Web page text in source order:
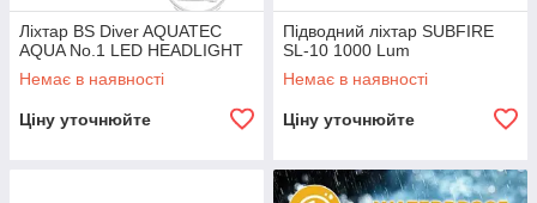
Ліхтар BS Diver AQUATEC
AQUA No.1 LED HEADLIGHT
Немає в наявності
Ціну уточнюйте
Підводний ліхтар SUBFIRE
SL-10 1000 Lum
Немає в наявності
Ціну уточнюйте